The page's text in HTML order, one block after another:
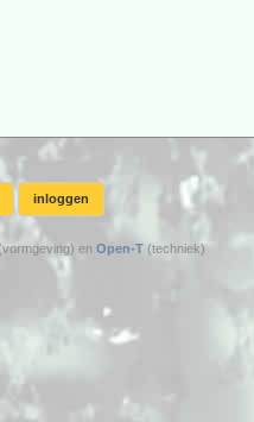
inloggen
(vormgeving) en Open-T (techniek)